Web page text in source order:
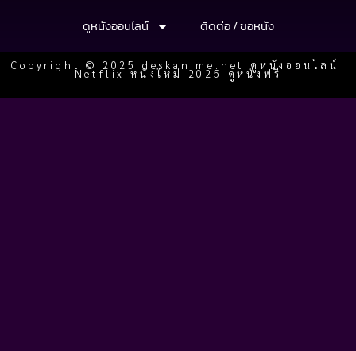
ดูหนังออนไลน์
ติดต่อ / ขอหนัง
Copyright © 2025 deskanime.net ดูหนังออนไลน์
Netflix หนังใหม่ 2025 ดูหนังฟรี